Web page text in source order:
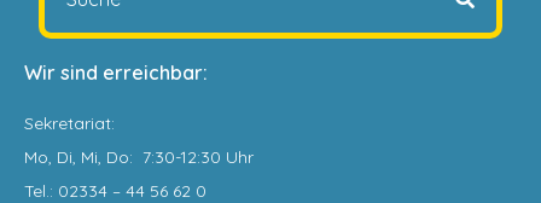
Wir sind erreichbar:
Sekretariat:
Mo, Di, Mi, Do: 7:30-12:30 Uhr
Tel.: 02334 – 44 56 62 0